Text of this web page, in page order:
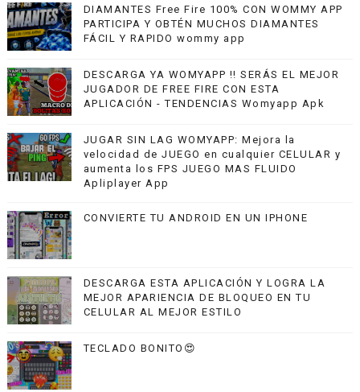
DIAMANTES Free Fire 100% CON WOMMY APP
PARTICIPA Y OBTÉN MUCHOS DIAMANTES
FÁCIL Y RAPIDO wommy app
DESCARGA YA WOMYAPP !! SERÁS EL MEJOR
JUGADOR DE FREE FIRE CON ESTA
APLICACIÓN - TENDENCIAS Womyapp Apk
JUGAR SIN LAG WOMYAPP: Mejora la
velocidad de JUEGO en cualquier CELULAR y
aumenta los FPS JUEGO MAS FLUIDO
Apliplayer App
CONVIERTE TU ANDROID EN UN IPHONE
DESCARGA ESTA APLICACIÓN Y LOGRA LA
MEJOR APARIENCIA DE BLOQUEO EN TU
CELULAR AL MEJOR ESTILO
TECLADO BONITO😍